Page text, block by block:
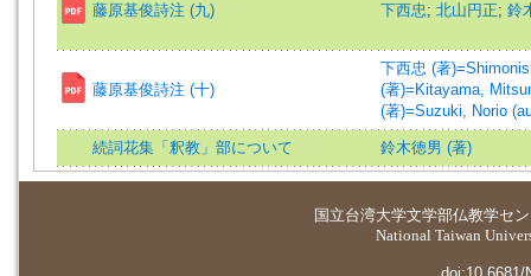
藤原基俊詩注 (九) 下西忠; 北山円正; 鈴
藤原基俊詩注 (十)
下西忠 (著
(著)=Kitayama,
(著)=Suzuki, Norio
続詞花集「釈教」部について 鈴木徳男 (著)
国立台湾大学文学部仏教学セ
National Taiwan